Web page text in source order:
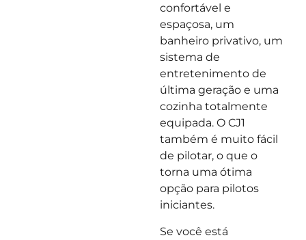
confortável e
espaçosa, um
banheiro privativo, um
sistema de
entretenimento de
última geração e uma
cozinha totalmente
equipada. O CJ1
também é muito fácil
de pilotar, o que o
torna uma ótima
opção para pilotos
iniciantes.
Se você está